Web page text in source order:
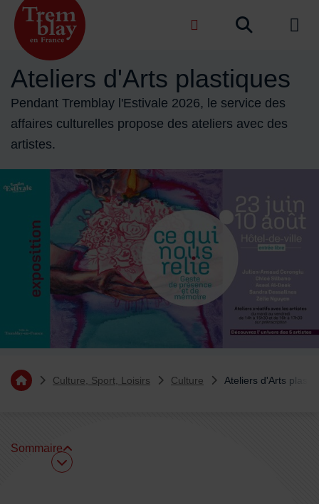
Menu de raccourcis
Accueil ville de Tremblay-en-France de
Ateliers d'Arts plastiques
Pendant Tremblay l'Estivale 2026, le service des
affaires culturelles propose des ateliers avec des
artistes.
Vous êtes ici :
Retourner à l'accueil
Culture, Sport, Loisirs Culture Ateliers d'Arts
Sommaire
Sommaire